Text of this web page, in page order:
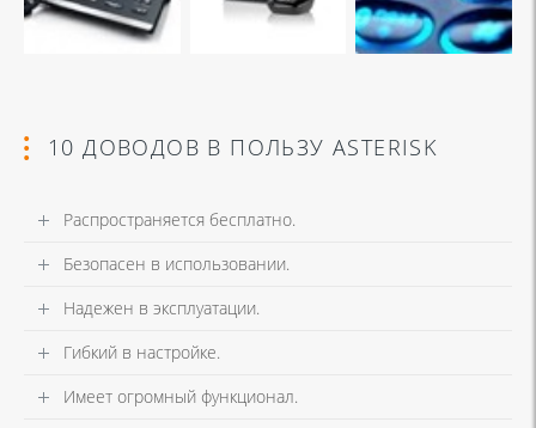
10 ДОВОДОВ В ПОЛЬЗУ ASTERISK
Распространяется бесплатно.
Безопасен в использовании.
Надежен в эксплуатации.
Гибкий в настройке.
Имеет огромный функционал.